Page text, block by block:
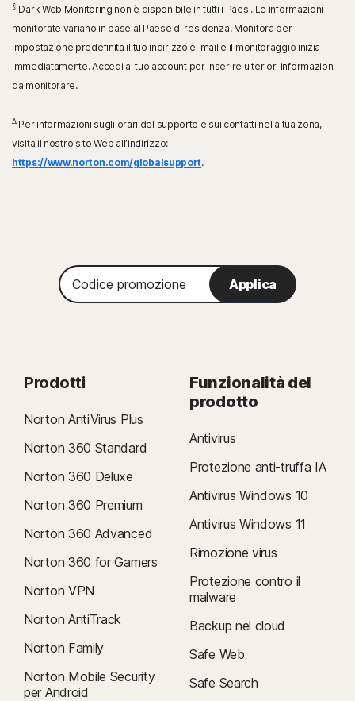
§ Dark Web Monitoring non è disponibile in tutti i Paesi. Le informazioni
monitorate variano in base al Paese di residenza. Monitora per
impostazione predefinita il tuo indirizzo e-mail e il monitoraggio inizia
immediatamente. Accedi al tuo account per inserire ulteriori informazioni
da monitorare.
ΔPer informazioni sugli orari del supporto e sui contatti nella tua zona,
visita il nostro sito Web all’indirizzo:
https://www.norton.com/globalsupport.
Codice
promozione
Applica
Prodotti
Norton AntiVirus Plus
Norton 360 Standard
Norton 360 Deluxe
Norton 360 Premium
Norton 360 Advanced
Norton 360 for Gamers
Norton VPN
Norton AntiTrack
Norton Family
Norton Mobile Security
per Android
Funzionalità del
prodotto
Antivirus
Protezione anti-truffa IA
Antivirus Windows 10
Antivirus Windows 11
Rimozione virus
Protezione contro il
malware
Backup nel cloud
Safe Web
Safe Search